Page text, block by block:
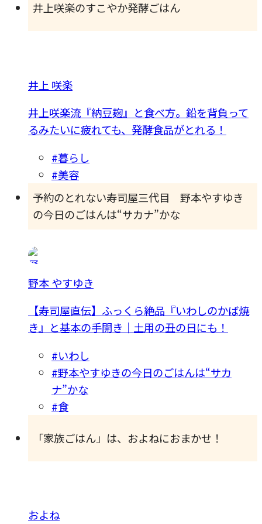
井上咲楽のすこやか発酵ごはん
井上 咲楽
井上咲楽流『納豆麹』と食べ方。鉛を背負って
るみたいに疲れても、発酵食品がとれる！
#暮らし
#美容
予約のとれない寿司屋三代目 野本やすゆき
の今日のごはんは“サカナ”かな
野本 やすゆき
【寿司屋直伝】ふっくら絶品『いわしのかば焼
き』と基本の手開き｜土用の丑の日にも！
#いわし
#野本やすゆきの今日のごはんは“サカ
ナ”かな
#食
「家族ごはん」は、およねにおまかせ！
およね